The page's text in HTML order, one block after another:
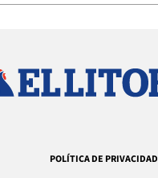
POLÍTICA DE PRIVACIDAD